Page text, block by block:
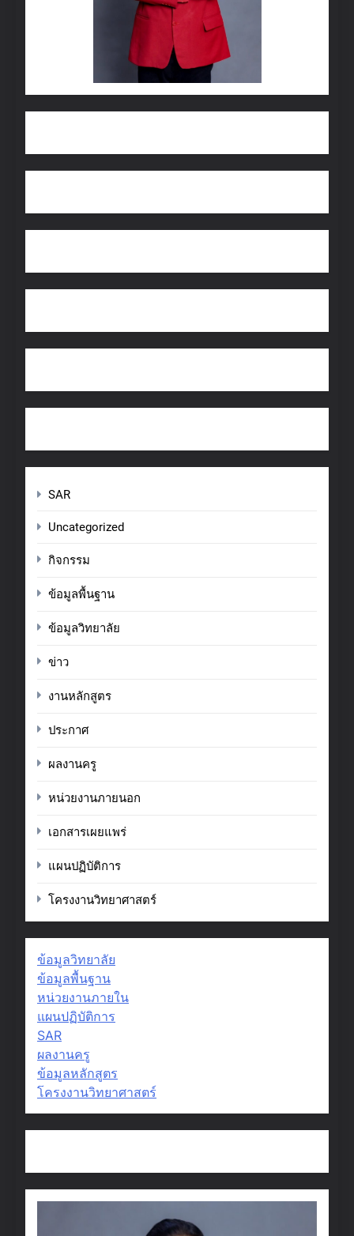
SAR
Uncategorized
กิจกรรม
ข้อมูลพื้นฐาน
ข้อมูลวิทยาลัย
ข่าว
งานหลักสูตร
ประกาศ
ผลงานครู
หน่วยงานภายนอก
เอกสารเผยแพร่
แผนปฏิบัติการ
โครงงานวิทยาศาสตร์
ข้อมูลวิทยาลัย
ข้อมูลพื้นฐาน
หน่วยงานภายใน
แผนปฏิบัติการ
SAR
ผลงานครู
ข้อมูลหลักสูตร
โครงงานวิทยาศาสตร์